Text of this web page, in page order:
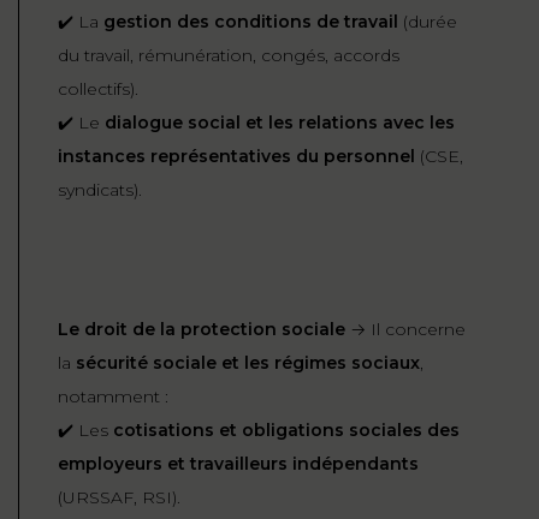
✔️ La gestion des conditions de travail (durée
du travail, rémunération, congés, accords
collectifs).
✔️ Le dialogue social et les relations avec les
instances représentatives du personnel (CSE,
syndicats).
Le droit de la protection sociale → Il concerne
la sécurité sociale et les régimes sociaux,
notamment :
✔️ Les cotisations et obligations sociales des
employeurs et travailleurs indépendants
(URSSAF, RSI).